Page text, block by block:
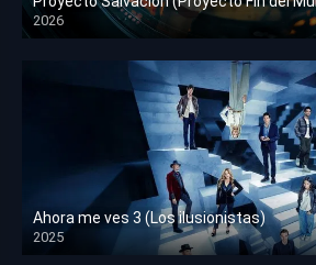
2026
HD 1080p
Ahora me ves 3 (Los ilusionistas)
2025
HD 1080p